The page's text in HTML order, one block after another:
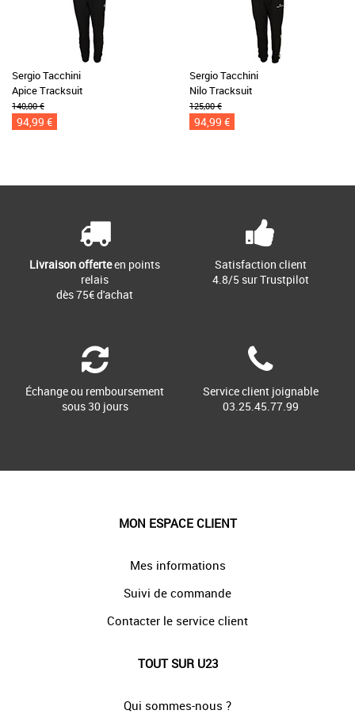
Sergio Tacchini
Apice Tracksuit
140,00 €
94,99 €
Sergio Tacchini
Nilo Tracksuit
125,00 €
94,99 €
Livraison offerteen points
relais
dès 75€ d'achat
Satisfaction client
4.8/5 sur Trustpilot
Échange ou remboursement
sous 30 jours
Service client joignable
03.25.45.77.99
MON ESPACE CLIENT
Mes informations
Suivi de commande
Contacter le service client
TOUT SUR U23
Qui sommes-nous ?